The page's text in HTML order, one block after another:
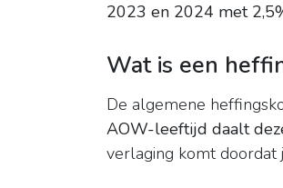
2023 en 2024 met
Wat is een
De algemene
AOW-leeftijd daalt
verlaging komt